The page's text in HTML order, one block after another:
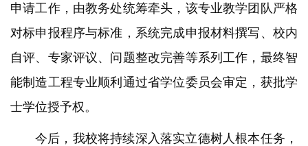
申请工作，由教务处统筹牵头，该专业教学团队严格
对标申报程序与标准，系统完成申报材料撰写、校内
自评、专家评议、问题整改完善等系列工作，最终智
能制造工程专业顺利通过省学位委员会审定，获批学
士学位授予权。
今后，我校将持续深入落实立德树人根本任务，